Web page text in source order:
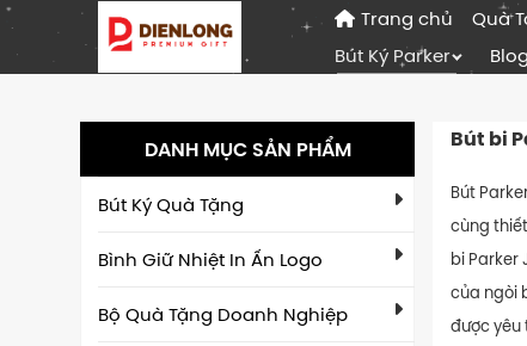
Trang chủ Quà
Bút Ký Parker
Blog
DANH MỤC SẢN PHẨM
Bút Ký Quà Tặng
Bình Giữ Nhiệt In Ấn Logo
Bộ Quà Tặng Doanh Nghiệp
Bút bi
Bút
cùng
bi Parker
của ngòi
được yêu